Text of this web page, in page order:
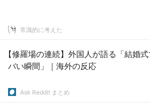
常識的に考えた
【修羅場の連続】外国人が語る「結婚
バい瞬間」｜海外の反応
Ask Reddit まとめ